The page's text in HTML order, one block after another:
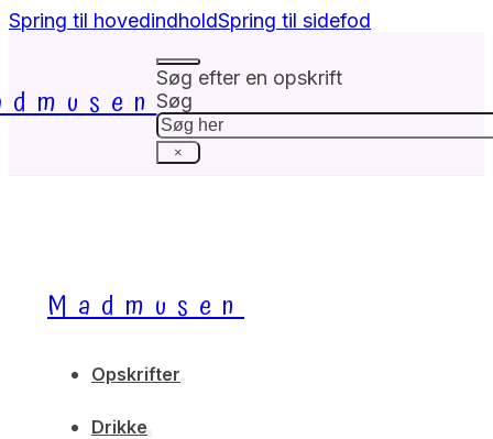
Spring til hovedindholdSpring til sidefod
Søg efter en opskrift
Søg
×
Madmusen
Opskrifter
Drikke